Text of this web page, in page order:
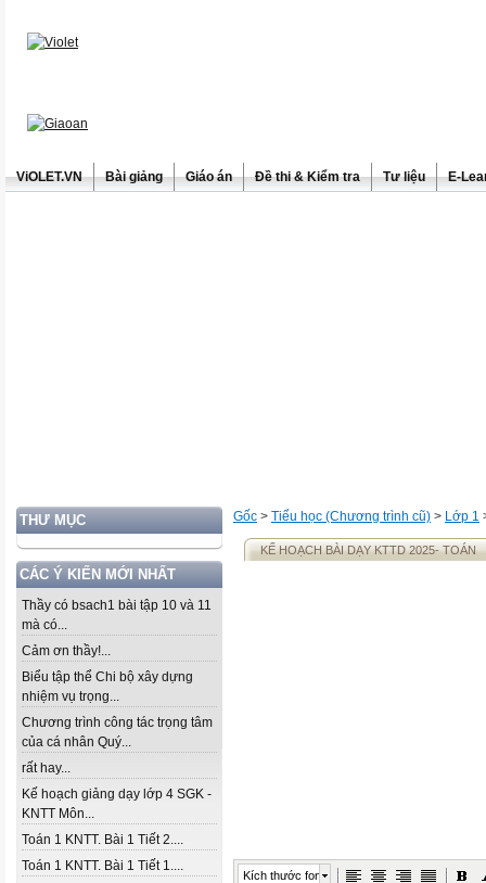
ViOLET.VN Bài giảng Giáo án Đề thi & Kiểm tra Tư liệu E-
THƯ MỤC
CÁC Ý KIẾN MỚI NHẤT
Thầy có bsach1 bài tập 10 và 11
mà có...
Cảm ơn thầy!...
Biểu tập thể Chi bộ xây dựng
nhiệm vụ trọng...
Chương trình công tác trọng tâm
của cá nhân Quý...
rất hay...
Kế hoạch giảng dạy lớp 4 SGK -
KNTT Môn...
Toán 1 KNTT. Bài 1 Tiết 2....
Toán 1 KNTT. Bài 1 Tiết 1....
Gốc > Tiểu học (Chương trình cũ) > Lớp 1
KẾ HOẠCH BÀI DẠY KTTD 2025- TOÁN
Kích thước font